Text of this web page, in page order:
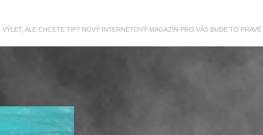
ALE CHCETE TIP? NOVÝ INTERNETOVÝ MAGAZÍN PRO VÁS BUDE TO PRAVÉ